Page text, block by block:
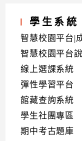
學生系統
智慧校園平台|
智慧校園平台
線上選課系統
彈性學習平台
館藏查詢系統
學生社團專區
期中考古題庫